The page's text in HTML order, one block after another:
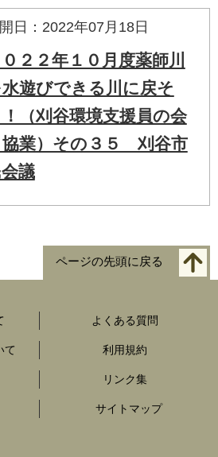
日：2022年07月18日
０２２年１０月度薬師川
水遊びできる川に戻そ
！（刈谷環境支援員の会
協業）その３５ 刈谷市
会議
ページの先頭に戻る
よくある質問
て 利用規約
リンク集
サイトマップ